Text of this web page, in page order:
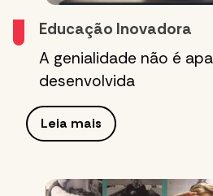
Educação Inovadora
A genialidade não é
desenvolvida
Leia mais